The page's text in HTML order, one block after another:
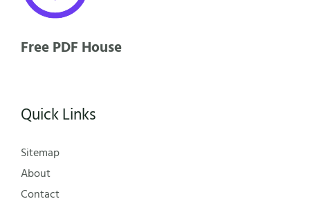
Free PDF House
Quick Links
Sitemap
About
Contact